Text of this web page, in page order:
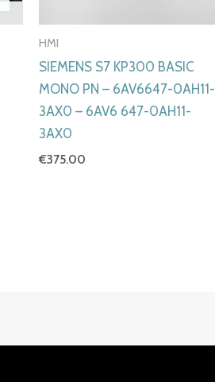
HMI
SIEMENS S7 KP300 BASIC
MONO PN – 6AV6647-0AH11-
3AX0 – 6AV6 647-0AH11-
3AX0
€375.00